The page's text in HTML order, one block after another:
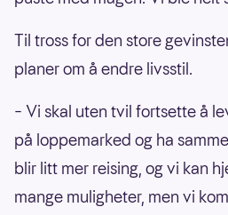
Til tross for den store
planer om å endre livsstil.
– Vi skal uten tvil fortsette å
på loppemarked og ha
blir litt mer reising, og vi kan
mange muligheter, men vi